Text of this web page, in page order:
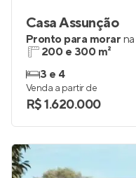
Casa Assunção
Pronto para morar na
200 e 300 m²
3 e 4
Venda a partir de
R$ 1.620.000